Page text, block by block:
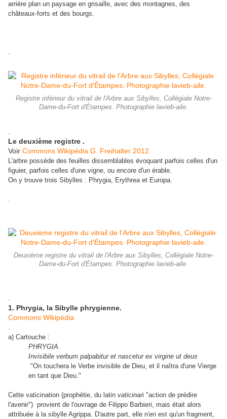
arrière plan un paysage en grisaille, avec des montagnes, des
châteaux-forts et des bourgs.
Registre inférieur du vitrail de l'Arbre aux Sibylles, Collégiale Notre-
Dame-du-Fort d'Étampes. Photographie lavieb-aile.
Le deuxième registre .
Voir Commons Wikipédia G. Freihalter 2012
L'arbre possède des feuilles dissemblables évoquant parfois celles d'un
figuier, parfois celles d'une vigne, ou encore d'un érable.
On y trouve trois Sibylles : Phrygia, Erythrea et Europa.
Deuxième registre du vitrail de l'Arbre aux Sibylles, Collégiale Notre-
Dame-du-Fort d'Étampes. Photographie lavieb-aile.
1. Phrygia, la Sibylle phrygienne.
Commons Wikipédia
a) Cartouche :
PHRYGIA.
Invisibile verbum palpabitur et nascetur ex virgine ut deus
"On touchera le Verbe invisible de Dieu, et il naîtra d'une Vierge
en tant que Dieu."
Cette vaticination (prophétie, du latin vaticinari "action de prédire
l'avenir") provient de l'ouvrage de Filippo Barbieri, mais était alors
attribuée à la sibylle Agrippa. D'autre part, elle n'en est qu'un fragment,